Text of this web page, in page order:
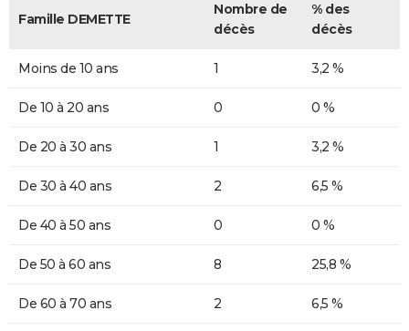
Famille DEMETTE
Nombre de
décès
% des
décès
Moins de 10 ans 1 3,2 %
De 10 à 20 ans 0 0 %
De 20 à 30 ans 1 3,2 %
De 30 à 40 ans 2 6,5 %
De 40 à 50 ans 0 0 %
De 50 à 60 ans 8 25,8 %
De 60 à 70 ans 2 6,5 %